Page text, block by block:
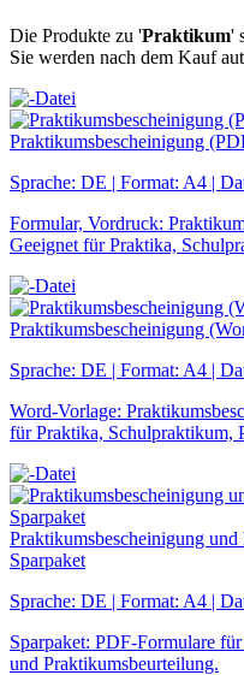
Die Produkte zu 'Praktikum'
Sie werden nach dem Kauf
Praktikumsbescheinigung
Sprache: DE | Format: A4 |
Formular, Vordruck:
Geeignet für Praktika,
Praktikumsbescheinigung
Sprache: DE | Format: A4 |
Word-Vorlage:
für Praktika, Schulpraktikum,
Praktikumsbescheinigung
Sparpaket
Sprache: DE | Format: A4 |
Sparpaket: PDF-Formulare
und Praktikumsbeurteilung.